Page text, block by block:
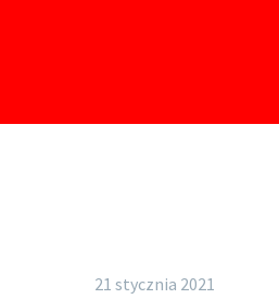
21 stycznia 2021